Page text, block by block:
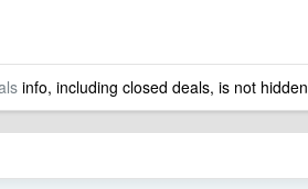
info, including closed deals, is not hidden